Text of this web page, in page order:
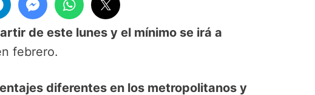
de este lunes y el mínimo se irá a
febrero.
diferentes en los metropolitanos y